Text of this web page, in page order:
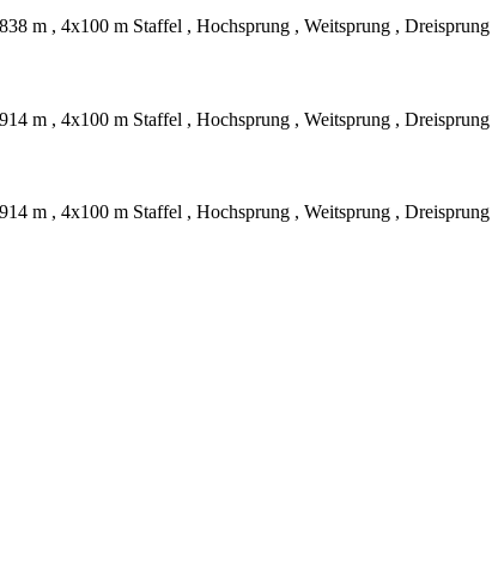
m , 4x100 m Staffel , Hochsprung , Weitsprung , Dreisprung
m , 4x100 m Staffel , Hochsprung , Weitsprung , Dreisprung
m , 4x100 m Staffel , Hochsprung , Weitsprung , Dreisprung